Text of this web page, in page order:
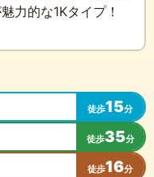
力的な1Kタイプ！
徒歩15分
徒歩35分
徒歩16分